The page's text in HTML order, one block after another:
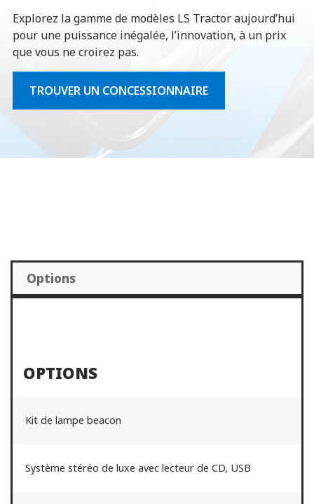
Explorez la gamme de modèles LS Tractor aujourd’hui
pour une puissance inégalée, l’innovation, à un prix
que vous ne croirez pas.
TROUVER UN CONCESSIONNAIRE
Options
OPTIONS
Kit de lampe beacon
Système stéréo de luxe avec lecteur de CD, USB